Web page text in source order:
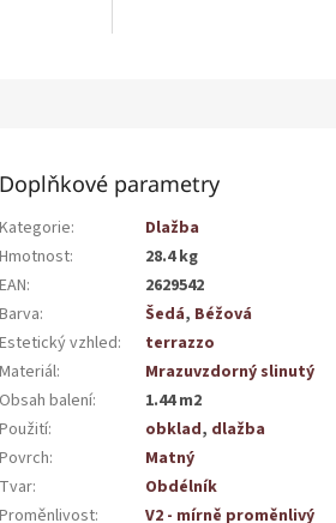
Doplňkové parametry
Kategorie:
Dlažba
Hmotnost:
28.4 kg
EAN:
2629542
Barva: Šedá, Béžová
Estetický vzhled:
terrazzo
Materiál:
Mrazuvzdorný slinutý
Obsah balení:
1.44 m2
Použití: obklad, dlažba
Povrch:
Matný
Tvar:
Obdélník
Proměnlivost:
V2 - mírně proměnlivý